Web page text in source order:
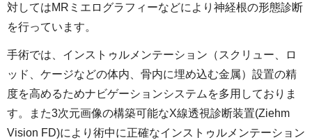
対してはMRミエログラフィーなどにより神経根の形態診断
を行っています。
手術では、インストゥルメンテーション（スクリュー、ロ
ッド、ケージなどの体内、骨内に埋め込む金属）設置の精
度を高めるためナビゲーションシステムを多用しておりま
す。また3次元画像の構築可能なX線透視診断装置(Ziehm
Vision FD)により術中に正確なインストゥルメンテーション